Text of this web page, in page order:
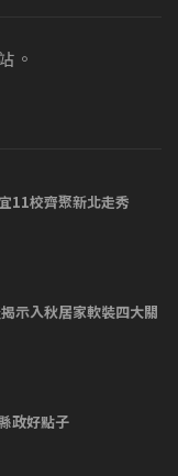
。
11校齊聚新北走秀
示入秋居家軟裝四大關
政好點子